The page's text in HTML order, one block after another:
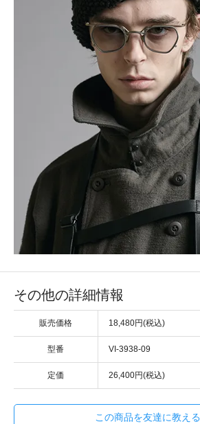
その他の詳細情報
販売価格 18,480円(税込)
型番 VI-3938-09
定価 26,400円(税込)
この商品を友達に教える